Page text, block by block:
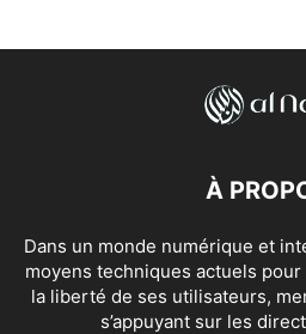
À
Dans un monde numérique et
moyens techniques actuels
la liberté de ses utilisateurs,
s’appuyant sur les